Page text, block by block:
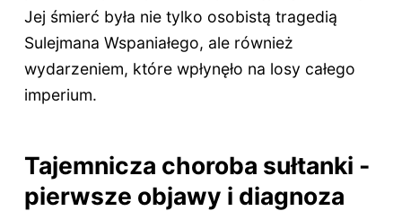
Jej śmierć była nie tylko osobistą tragedią
Sulejmana Wspaniałego, ale również
wydarzeniem, które wpłynęło na losy całego
imperium.
Tajemnicza choroba sułtanki -
pierwsze objawy i diagnoza